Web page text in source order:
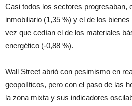
Casi todos los sectores progresaban,
inmobiliario (1,35 %) y el de los
vez que cedían el de los materiales
energético (-0,88 %).
Wall Street abrió con pesimismo en
geopolíticos, pero con el paso de las
la zona mixta y sus indicadores